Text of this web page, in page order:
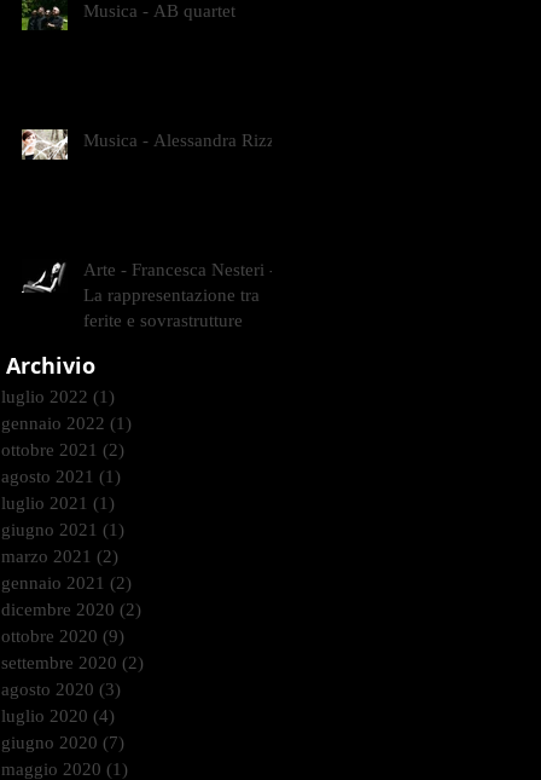
Musica - AB quartet
Musica - Alessandra Rizzo
Arte - Francesca Nesteri -
La rappresentazione tra
ferite e sovrastrutture
Archivio
luglio 2022 (1)
gennaio 2022 (1)
ottobre 2021 (2)
agosto 2021 (1)
luglio 2021 (1)
giugno 2021 (1)
marzo 2021 (2)
gennaio 2021 (2)
dicembre 2020 (2)
ottobre 2020 (9)
settembre 2020 (2)
agosto 2020 (3)
luglio 2020 (4)
giugno 2020 (7)
maggio 2020 (1)